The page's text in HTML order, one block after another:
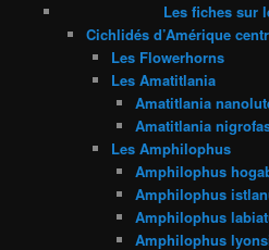
Les fiches sur
Cichlidés d’Amérique
Les Flowerhorns
Les Amatitlania
Amatitlania
Amatitlania
Les Amphilophus
Amphilophus
Amphilophus
Amphilophus
Amphilophus